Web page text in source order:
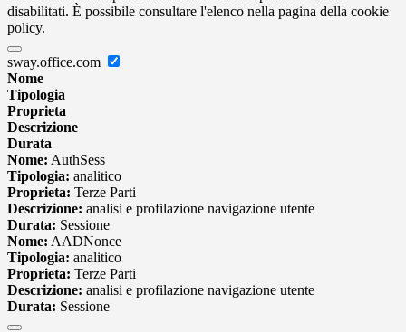
disabilitati. È possibile consultare l'elenco nella pagina della cookie
policy.
sway.office.com
Nome
Tipologia
Proprieta
Descrizione
Durata
Nome: AuthSess
Tipologia: analitico
Proprieta: Terze Parti
Descrizione: analisi e profilazione navigazione utente
Durata: Sessione
Nome: AADNonce
Tipologia: analitico
Proprieta: Terze Parti
Descrizione: analisi e profilazione navigazione utente
Durata: Sessione